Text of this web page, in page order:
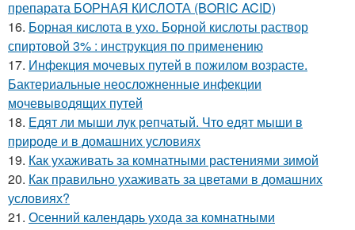
препарата БОРНАЯ КИСЛОТА (BORIC ACID)
16. Борная кислота в ухо. Борной кислоты раствор
спиртовой 3% : инструкция по применению
17. Инфекция мочевых путей в пожилом возрасте.
Бактериальные неосложненные инфекции
мочевыводящих путей
18. Едят ли мыши лук репчатый. Что едят мыши в
природе и в домашних условиях
19. Как ухаживать за комнатными растениями зимой
20. Как правильно ухаживать за цветами в домашних
условиях?
21. Осенний календарь ухода за комнатными